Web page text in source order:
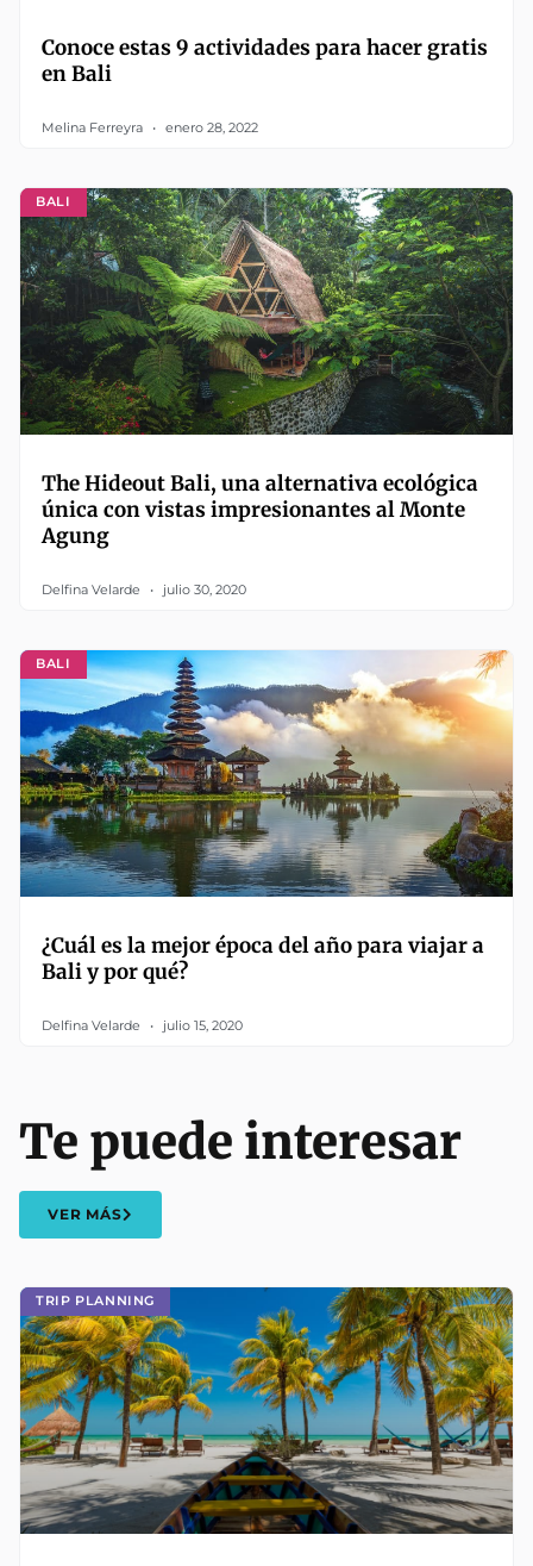
Conoce estas 9 actividades para hacer gratis
en Bali
Melina Ferreyra enero 28, 2022
BALI
The Hideout Bali, una alternativa ecológica
única con vistas impresionantes al Monte
Agung
Delfina Velarde julio 30, 2020
BALI
¿Cuál es la mejor época del año para viajar a
Bali y por qué?
Delfina Velarde julio 15, 2020
TRIP PLANNING
Te puede interesar
VER MÁS